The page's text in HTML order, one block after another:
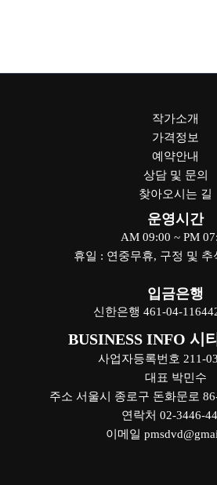
작가소개
가격정보
예약안내
상담 및 문의
찾아오시는 길
운영시간
AM 09:00 ~ PM
휴일 : 연중무휴, 구정 및 추
입금은행
신한은행 461-04-
BUSINESS INFO 시
사업자등록번호 211-
대표 박민수
주소 서울시 종로구 돈화문로
연락처 02-3446-
이메일